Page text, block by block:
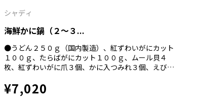
シャディ
海鮮かに鍋（２～３...
●うどん２５０ｇ（国内製造）、紅ずわいがにカット
１００ｇ、たらばがにカット１００ｇ、ムール貝４
枚、紅ずわいがに爪３個、かに入つみれ３個、えび入
¥7,020